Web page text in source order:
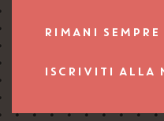
RIMANI
ISCRIVITI ALLA